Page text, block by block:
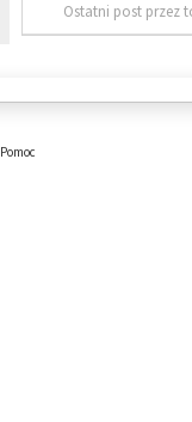
Ostatni post przez
Pomoc